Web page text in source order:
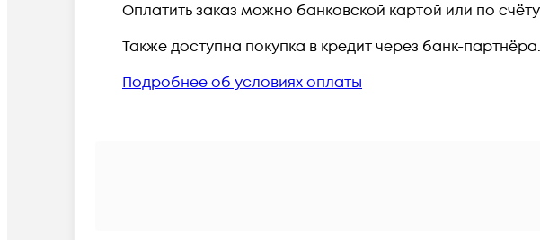
Оплатить заказ можно банковской картой или по
Также доступна покупка в кредит через банк-партнёра.
Подробнее об условиях оплаты